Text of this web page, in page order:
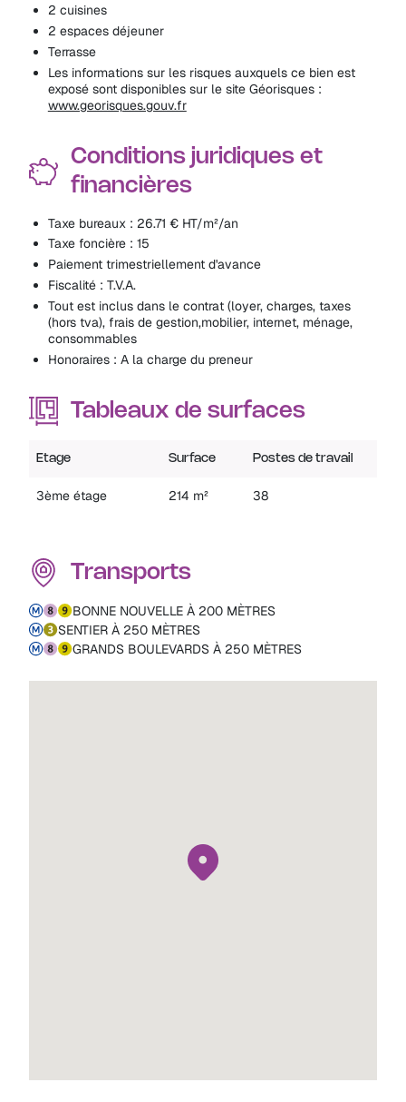
2 cuisines
2 espaces déjeuner
Terrasse
Les informations sur les risques auxquels ce bien est
exposé sont disponibles sur le site Géorisques :
www.georisques.gouv.fr
Conditions juridiques et
financières
Taxe bureaux : 26.71 € HT/m²/an
Taxe foncière : 15
Paiement trimestriellement d'avance
Fiscalité : T.V.A.
Tout est inclus dans le contrat (loyer, charges, taxes
(hors tva), frais de gestion,mobilier, internet, ménage,
consommables
Honoraires : A la charge du preneur
Tableaux de surfaces
Etage Surface Postes de travail
3ème étage 214 m² 38
Transports
BONNE NOUVELLE À 200 MÈTRES
SENTIER À 250 MÈTRES
GRANDS BOULEVARDS À 250 MÈTRES